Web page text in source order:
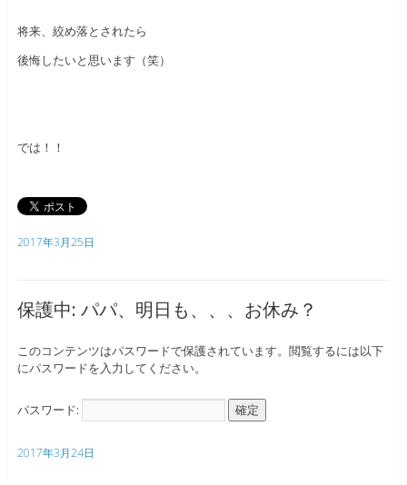
将来、絞め落とされたら
後悔したいと思います（笑）
では！！
2017年3月25日
保護中: パパ、明日も、、、お休み？
このコンテンツはパスワードで保護されています。閲覧するには以下
にパスワードを入力してください。
パスワード:
2017年3月24日